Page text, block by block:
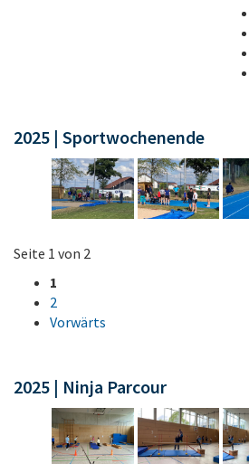
2025 | Sportwochenende
Seite 1 von 2
1
2
Vorwärts
2025 | Ninja Parcour